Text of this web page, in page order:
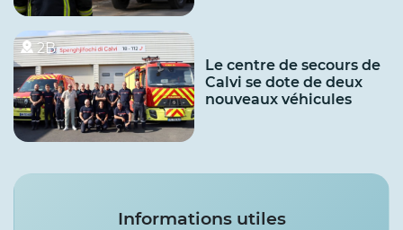
2B
Le centre de secours de
Calvi se dote de deux
nouveaux véhicules
Services
Informations utiles